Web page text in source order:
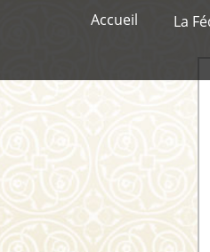
Menu
AllerAccueil La